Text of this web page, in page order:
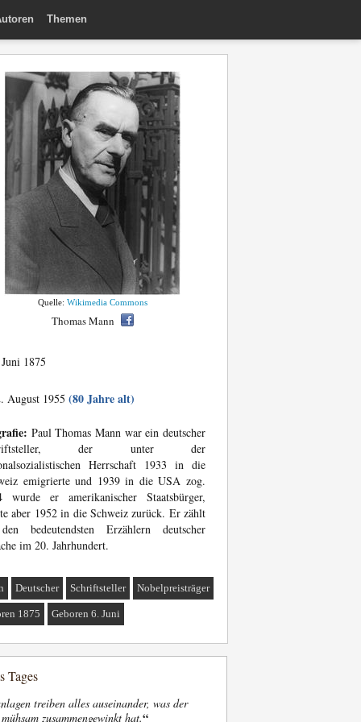
Themen
Quelle: Wikimedia Commons
Thomas Mann
1875
August 1955 (80 Jahre alt)
Paul Thomas Mann war ein deutscher
der unter der
Herrschaft 1933 in die
emigrierte und 1939 in die USA zog.
wurde er amerikanischer Staatsbürger,
aber 1952 in die Schweiz zurück. Er zählt
bedeutendsten Erzählern deutscher
im 20. Jahrhundert.
Deutscher Schriftsteller Nobelpreisträger
1875 Geboren 6. Juni
Tages
treiben alles auseinander, was der
zusammengewinkt hat.“